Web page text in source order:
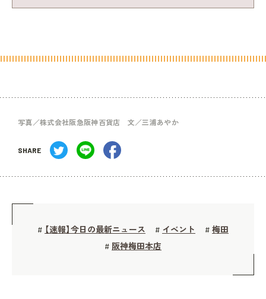
写真／株式会社阪急阪神百貨店 文／三浦あやか
SHARE
# 【速報】今日の最新ニュース # イベント # 梅田
# 阪神梅田本店